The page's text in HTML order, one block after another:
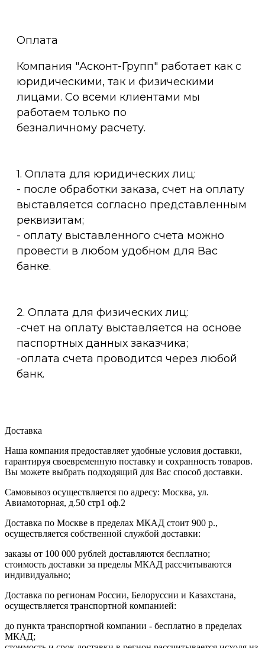
Оплата
Компания "Асконт-Групп" работает как с
юридическими, так и физическими
лицами. Со всеми клиентами мы
работаем только по
безналичному расчету.
1. Оплата для юридических лиц:
- после обработки заказа, счет на оплату
выставляется согласно представленным
реквизитам;
- оплату выставленного счета можно
провести в любом удобном для Вас
банке.
2. Оплата для физических лиц:
-счет на оплату выставляется на основе
паспортных данных заказчика;
-оплата счета проводится через любой
банк.
Доставка
Наша компания предоставляет удобные условия доставки,
гарантируя своевременную поставку и сохранность товаров.
Вы можете выбрать подходящий для Вас способ доставки.
Самовывоз осуществляется по адресу: Москва, ул.
Авиамоторная, д.50 стр1 оф.2
Доставка по Москве в пределах МКАД стоит 900 р.,
осуществляется собственной службой доставки:
заказы от 100 000 рублей доставляются бесплатно;
cтоимость доставки за пределы МКАД рассчитываются
индивидуально;
Доставка по регионам России, Белоруссии и Казахстана,
осуществляется транспортной компанией:
до пункта транспортной компании - бесплатно в пределах
МКАД;